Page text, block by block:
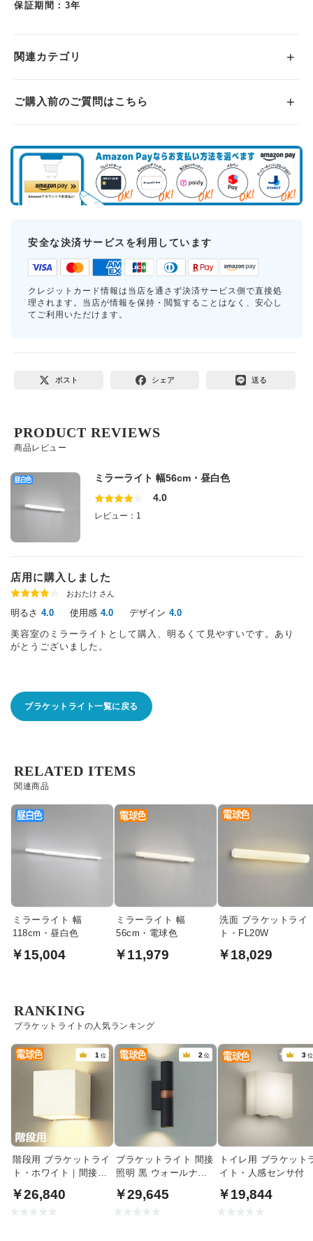
保証期間：3年
関連カテゴリ
ご購入前のご質問はこちら
安全な決済サービスを利用しています
クレジットカード情報は当店を通さず決済サービス側で直接処
理されます。当店が情報を保持・閲覧することはなく、安心し
てご利用いただけます。
ポスト シェア 送る
商品レビュー
PRODUCT REVIEWS
ミラーライト 幅56cm・昼白色
4.0
レビュー：1
店用に購入しました
おおたけ さん
明るさ 4.0 使用感 4.0 デザイン 4.0
美容室のミラーライトとして購入、明るくて見やすいです。あり
がとうございました。
ブラケットライト一覧に戻る
関連商品
RELATED ITEMS
ミラーライト 幅
118cm・昼白色
￥15,004
ミラーライト 幅
56cm・電球色
￥11,979
洗面 ブラケットライ
ト・FL20W
￥18,029
ブラケットライトの人気ランキング
RANKING
1 位
階段用 ブラケットライ
ト・ホワイト｜間接照
￥26,840
2 位
ブラケットライト 間接
照明 黒 ウォールナッ
￥29,645
3 位
トイレ用 ブラケット
イト・人感センサ付
￥19,844